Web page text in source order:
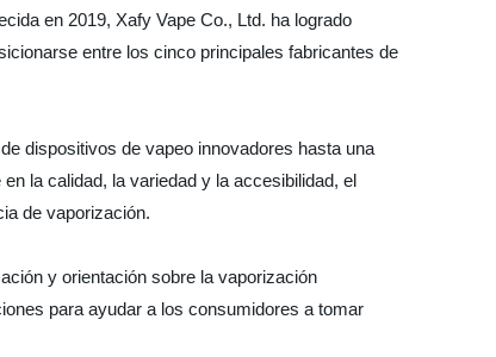
en 2019, Xafy Vape Co., Ltd. ha logrado
entre los cinco principales fabricantes de
dispositivos de vapeo innovadores hasta una
la calidad, la variedad y la accesibilidad, el
de vaporización.
y orientación sobre la vaporización
para ayudar a los consumidores a tomar